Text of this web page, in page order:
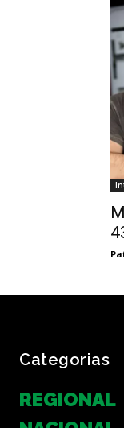
Categorias
REGIONAL